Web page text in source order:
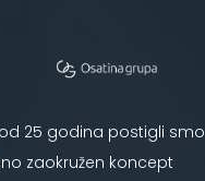
od 25 godina postigli smo
zaokružen koncept